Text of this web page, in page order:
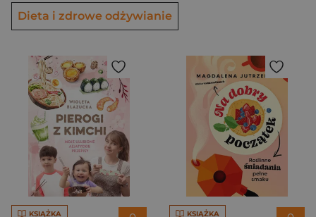
Dieta i zdrowe odżywianie
KSIĄŻKA KSIĄŻKA